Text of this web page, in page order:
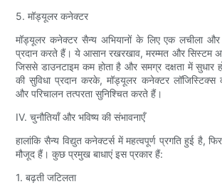
5. मॉड्यूलर कनेक्टर
मॉड्यूलर कनेक्टर सैन्य अभियानों के लिए एक लचीला और
प्रदान करते हैं। ये आसान रखरखाव, मरम्मत और सिस्टम
जिससे डाउनटाइम कम होता है और समग्र दक्षता में सुधार
की सुविधा प्रदान करके, मॉड्यूलर कनेक्टर
और परिचालन तत्परता सुनिश्चित करते हैं।
IV. चुनौतियाँ और भविष्य की संभावनाएँ
हालांकि सैन्य विद्युत कनेक्टर्स में महत्वपूर्ण प्रगति हुई है,
मौजूद हैं। कुछ प्रमुख बाधाएं इस प्रकार हैं:
1. बढ़ती जटिलता